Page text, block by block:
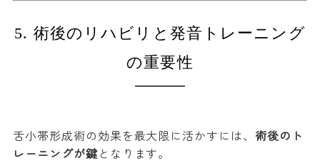
5. 術後のリハビリと発音トレーニング
の重要性
舌小帯形成術の効果を最大限に活かすには、術後のト
レーニングが鍵となります。